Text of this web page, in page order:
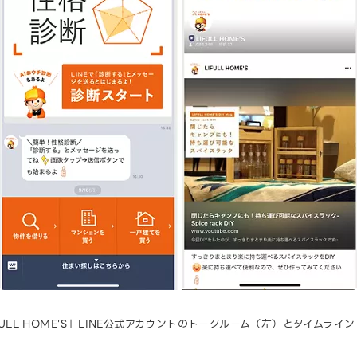
HOME'S」LINE公式アカウントのトークルーム（左）とタイムライ